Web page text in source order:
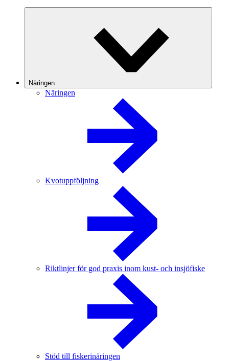
Näringen
Näringen
Kvotuppföljning
Riktlinjer för god praxis inom kust- och insjöfiske
Stöd till fiskerinäringen